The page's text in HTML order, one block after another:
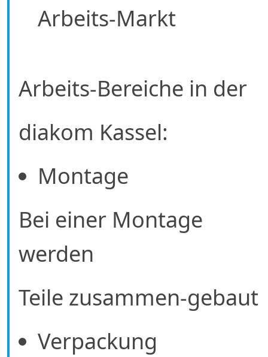
Arbeits-Markt
Arbeits-Bereiche in der
diakom Kassel:
Montage
Bei einer Montage
werden
Teile zusammen-gebaut
Verpackung